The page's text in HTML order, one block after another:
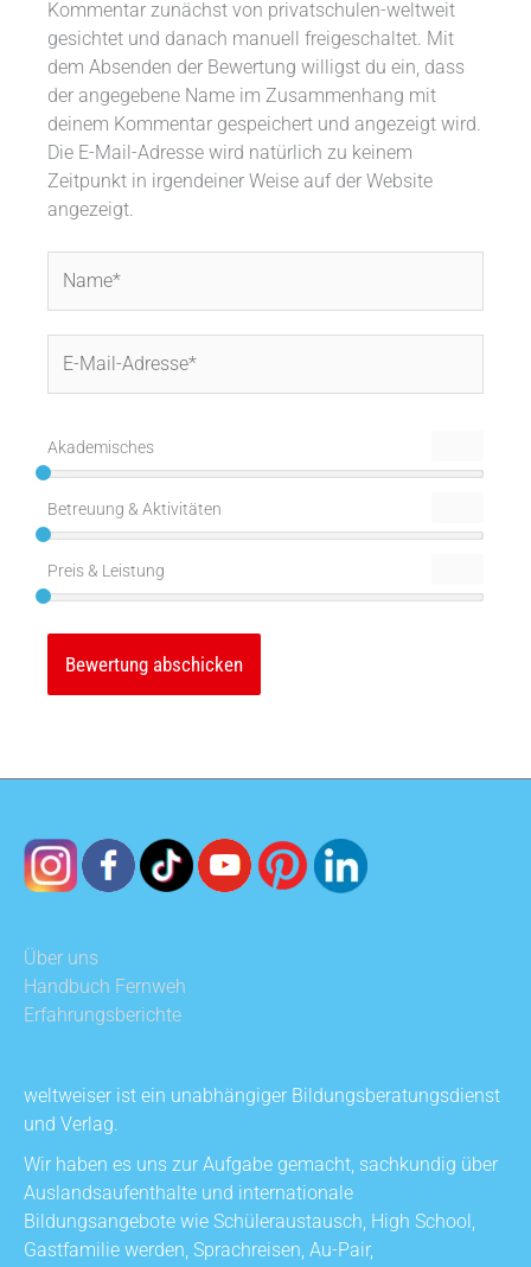
Kommentar zunächst von privatschulen-weltweit
gesichtet und danach manuell freigeschaltet. Mit
dem Absenden der Bewertung willigst du ein, dass
der angegebene Name im Zusammenhang mit
deinem Kommentar gespeichert und angezeigt wird.
Die E-Mail-Adresse wird natürlich zu keinem
Zeitpunkt in irgendeiner Weise auf der Website
angezeigt.
Mail-
Akademisches
Betreuung & Aktivitäten
Preis & Leistung
Über uns
Handbuch Fernweh
Erfahrungsberichte
weltweiser ist ein unabhängiger Bildungsberatungsdienst
und Verlag.
Wir haben es uns zur Aufgabe gemacht, sachkundig über
Auslandsaufenthalte und internationale
Bildungsangebote wie Schüleraustausch, High School,
Gastfamilie werden, Sprachreisen, Au-Pair,